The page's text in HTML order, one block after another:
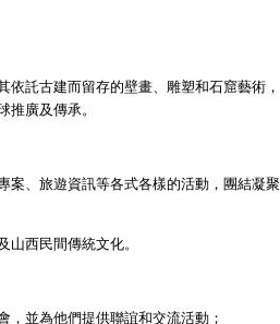
託古建而留存的壁畫、雕塑和石窟藝術，
廣及傳承。
案、旅遊資訊等各式各樣的活動，團結凝聚
西民間傳統文化。
並為他們提供聯誼和交流活動；